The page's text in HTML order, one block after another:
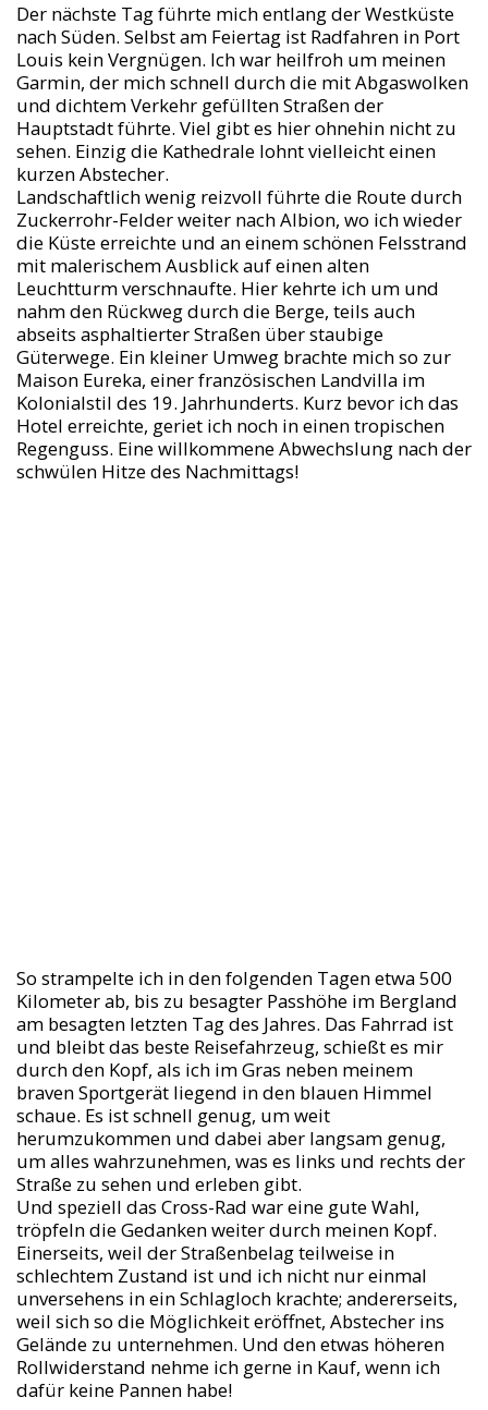
Der nächste Tag führte mich entlang der Westküste
nach Süden. Selbst am Feiertag ist Radfahren in Port
Louis kein Vergnügen. Ich war heilfroh um meinen
Garmin, der mich schnell durch die mit Abgaswolken
und dichtem Verkehr gefüllten Straßen der
Hauptstadt führte. Viel gibt es hier ohnehin nicht zu
sehen. Einzig die Kathedrale lohnt vielleicht einen
kurzen Abstecher.
Landschaftlich wenig reizvoll führte die Route durch
Zuckerrohr-Felder weiter nach Albion, wo ich wieder
die Küste erreichte und an einem schönen Felsstrand
mit malerischem Ausblick auf einen alten
Leuchtturm verschnaufte. Hier kehrte ich um und
nahm den Rückweg durch die Berge, teils auch
abseits asphaltierter Straßen über staubige
Güterwege. Ein kleiner Umweg brachte mich so zur
Maison Eureka, einer französischen Landvilla im
Kolonialstil des 19. Jahrhunderts. Kurz bevor ich das
Hotel erreichte, geriet ich noch in einen tropischen
Regenguss. Eine willkommene Abwechslung nach der
schwülen Hitze des Nachmittags!
So strampelte ich in den folgenden Tagen etwa 500
Kilometer ab, bis zu besagter Passhöhe im Bergland
am besagten letzten Tag des Jahres. Das Fahrrad ist
und bleibt das beste Reisefahrzeug, schießt es mir
durch den Kopf, als ich im Gras neben meinem
braven Sportgerät liegend in den blauen Himmel
schaue. Es ist schnell genug, um weit
herumzukommen und dabei aber langsam genug,
um alles wahrzunehmen, was es links und rechts der
Straße zu sehen und erleben gibt.
Und speziell das Cross-Rad war eine gute Wahl,
tröpfeln die Gedanken weiter durch meinen Kopf.
Einerseits, weil der Straßenbelag teilweise in
schlechtem Zustand ist und ich nicht nur einmal
unversehens in ein Schlagloch krachte; andererseits,
weil sich so die Möglichkeit eröffnet, Abstecher ins
Gelände zu unternehmen. Und den etwas höheren
Rollwiderstand nehme ich gerne in Kauf, wenn ich
dafür keine Pannen habe!